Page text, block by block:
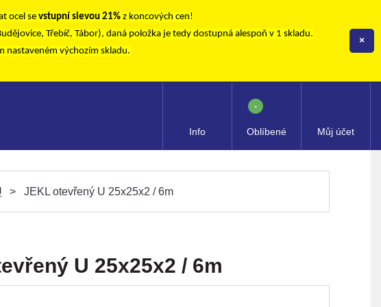
ocel sevstupní slevou 21% z koncových cen!
Třebíč, Tábor), daná položka je tedy dostupná alespoň v 1 skladu.
nastaveném výchozím skladu.
×
Info Oblíbené
-
Můj účet
JEKL otevřený U 25x25x2 / 6m
U 25x25x2 / 6m